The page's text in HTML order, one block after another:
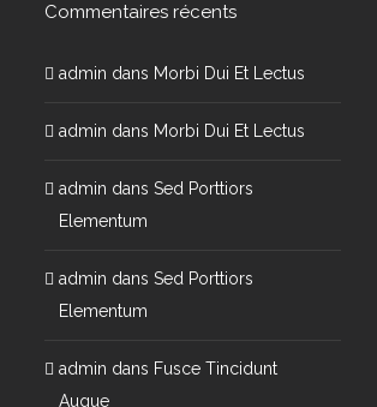
Commentaires récents
admin dans Morbi Dui Et Lectus
admin dans Morbi Dui Et Lectus
admin dans Sed Porttiors
Elementum
admin dans Sed Porttiors
Elementum
admin dans Fusce Tincidunt
Augue